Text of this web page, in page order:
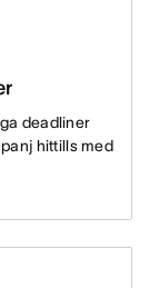
deadliner
hittills med